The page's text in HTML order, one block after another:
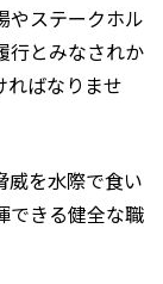
やステークホル
行とみなされか
ればなりませ
威を水際で食い
できる健全な職